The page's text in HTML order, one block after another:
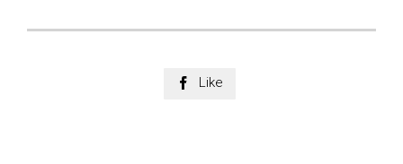
 Like